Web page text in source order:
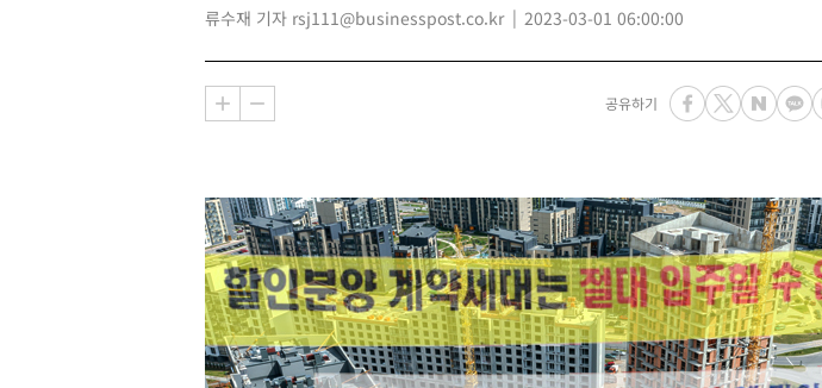
류수재 기자 rsj111@businesspost.co.kr 2023-03-01 06:00:00
공유하기